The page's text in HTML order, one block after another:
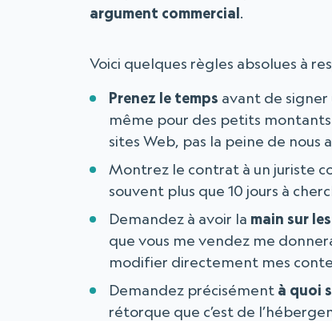
argument commercial.
Voici quelques règles absolues à
Prenez le temps avant de
même pour des petits
sites Web, pas la peine de nous
Montrez le contrat à un juriste
souvent plus que 10 jours à
Demandez à avoir la main sur
que vous me vendez me
modifier directement mes
Demandez précisément à quoi
rétorque que c’est de